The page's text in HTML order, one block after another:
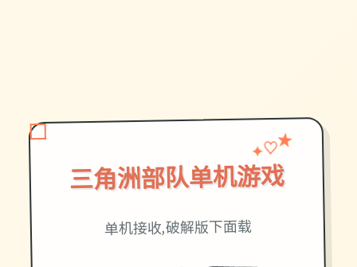
三角洲部队单机游戏
✦♡ ★
单机接收,破解版下面载